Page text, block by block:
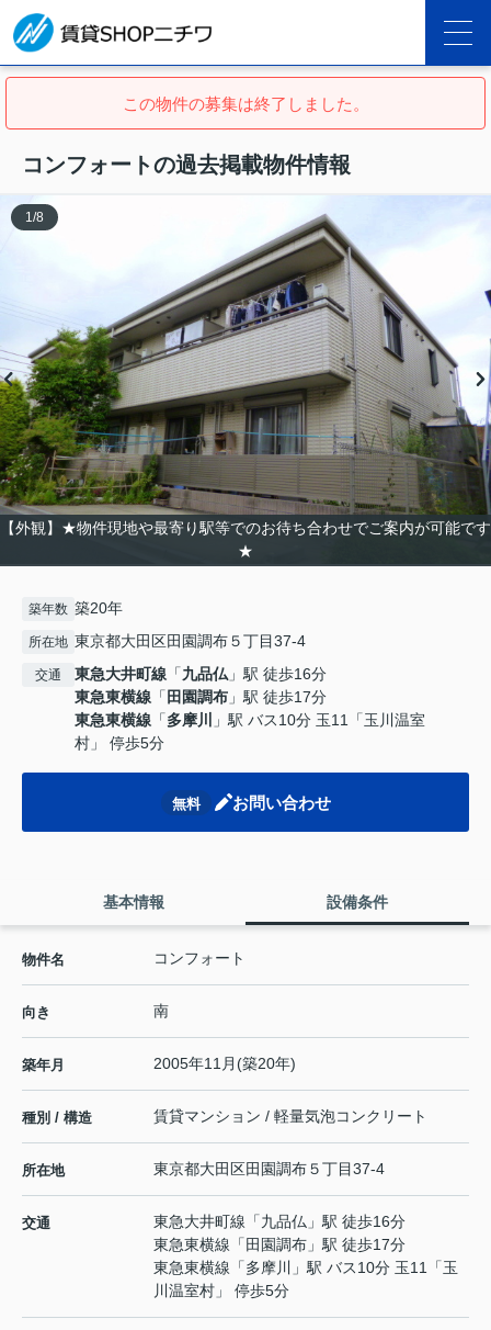
この物件の募集は終了しました。
コンフォートの過去掲載物件情報
【外観】★物件現地や最寄り駅等でのお待ち合わせでご案内が可能です
★
1 /8
築年数 築20年
所在地 東京都大田区田園調布５丁目37-4
交通 東急大井町線 「九品仏 」駅 徒歩16分
東急東横線 「 田園調布 」駅 徒歩17分
東急東横線 「多摩川
」駅 バス10分 玉11「玉川温室
村」 停歩5分
無料 お問い合わせ
基本情報 設備条件
物件名 コンフォート
向き 南
築年月 2005年11月(築20年)
種別 / 構造 賃貸マンション / 軽量気泡コンクリート
所在地 東京都大田区田園調布５丁目37-4
交通 東急大井町線 「九品仏 」駅 徒歩16分
東急東横線 「 田園調布 」駅 徒歩17分
東急東横線 「多摩川
」駅 バス10分 玉11「玉
川温室村」 停歩5分